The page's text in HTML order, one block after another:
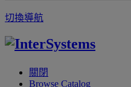
切換導航
關閉
Browse Catalog